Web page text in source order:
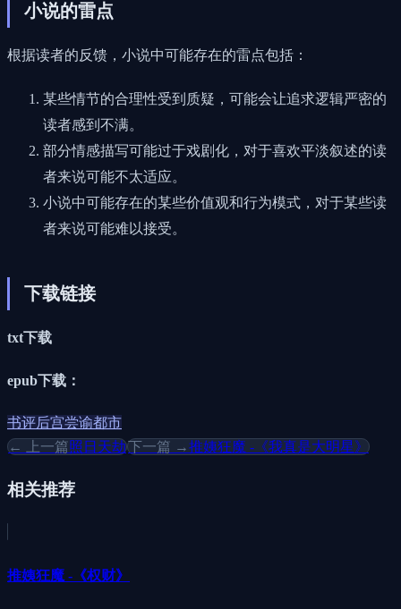
小说的雷点
根据读者的反馈，小说中可能存在的雷点包括：
某些情节的合理性受到质疑，可能会让追求逻辑严密的
读者感到不满。
部分情感描写可能过于戏剧化，对于喜欢平淡叙述的读
者来说可能不太适应。
小说中可能存在的某些价值观和行为模式，对于某些读
者来说可能难以接受。
下载链接
txt下载
epub下载：
书评后宫尝谕都市
← 上一篇照日天劫下一篇 →推姨狂魔 -《我真是大明星》
相关推荐
推姨狂魔 -《权财》